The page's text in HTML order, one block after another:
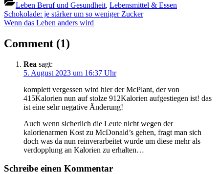
Leben Beruf und Gesundheit, Lebensmittel & Essen
Beitragsnavigation
Previous
Post:
Schokolade: je stärker um so weniger Zucker
Next
Wenn das Leben anders wird
Comment (1)
ändert
und
die
Nährwerte”
Rea sagt:
5. August 2023 um 16:37 Uhr
komplett vergessen wird hier der McPlant, der von
415Kalorien nun auf stolze 912Kalorien aufgestiegen ist! das
ist eine sehr negative Änderung!
Auch wenn sicherlich die Leute nicht wegen der
kalorienarmen Kost zu McDonald’s gehen, fragt man sich
doch was da nun reinverarbeitet wurde um diese mehr als
verdopplung an Kalorien zu erhalten…
Schreibe einen Kommentar